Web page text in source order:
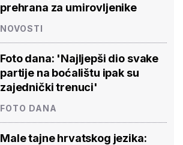
prehrana za umirovljenike
NOVOSTI
Foto dana: 'Najljepši dio svake
partije na boćalištu ipak su
zajednički trenuci'
FOTO DANA
Male tajne hrvatskog jezika: